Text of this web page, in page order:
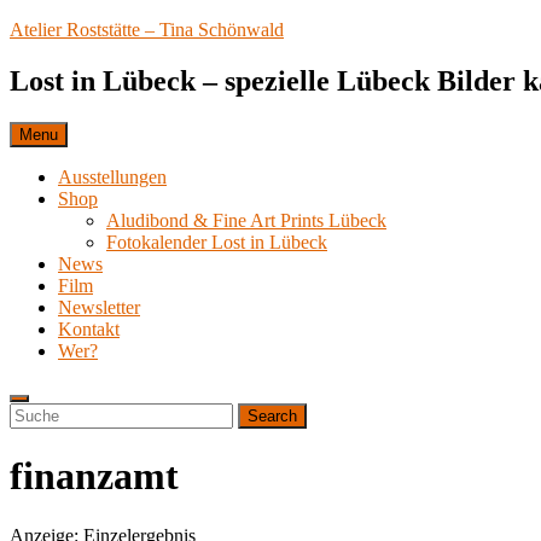
Skip
content
Atelier Roststätte – Tina Schönwald
Lost in Lübeck – spezielle Lübeck Bilder
Menu
Ausstellungen
Shop
Aludibond & Fine Art Prints Lübeck
Fotokalender Lost in Lübeck
News
Film
Newsletter
Kontakt
Wer?
Search
Search
for:
Search
finanzamt
Anzeige: Einzelergebnis